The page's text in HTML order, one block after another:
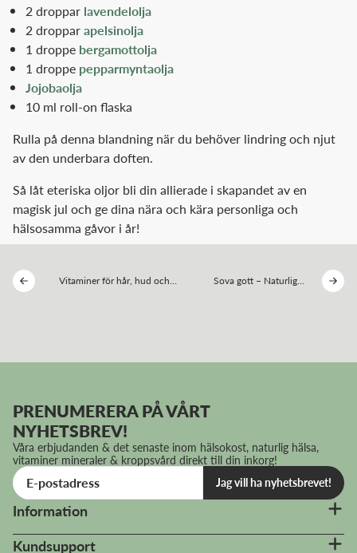
2 droppar lavendelolja
2 dropparapelsinolja
1 droppe bergamottolja
1 droppe pepparmyntaolja
Jojobaolja
10 ml roll-on flaska
Rulla på denna blandning när du behöver lindring och njut
av den underbara doften.
Så låt eteriska oljor bli din allierade i skapandet av en
magisk jul och ge dina nära och kära personliga och
hälsosamma gåvor i år!
Vitaminer för hår, hud och
Sova gott – Naturliga
PRENUMERERA PÅ VÅRT
NYHETSBREV!
Våra erbjudanden & det senaste inom hälsokost, naturlig hälsa,
vitaminer mineraler & kroppsvård direkt till din inkorg!
Jag vill ha nyhetsbrevet!
Information
Kundsupport